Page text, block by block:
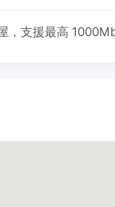
支援最高